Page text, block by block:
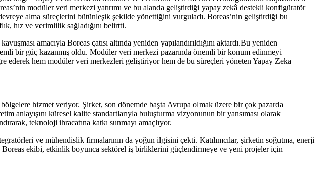
modüler veri merkezi yatırımı ve bu alanda geliştirdiği yapay zekâ destekli konfigüratör
alma süreçlerini bütünleşik şekilde yönettiğini vurguladı. Boreas’nin geliştirdiği bu
hız ve verimlilik sağladığını belirtti.
amacıyla Boreas çatısı altında yeniden yapılandırıldığını aktardı.Bu yeniden
bir güç kazanmış oldu. Modüler veri merkezi pazarında önemli bir konum edinmeyi
ederek hem modüler veri merkezleri geliştiriyor hem de bu süreçleri yöneten Yapay Zeka
hizmet veriyor. Şirket, son dönemde başta Avrupa olmak üzere bir çok pazarda
anlayışını küresel kalite standartlarıyla buluşturma vizyonunun bir yansıması olarak
teknoloji ihracatına katkı sunmayı amaçlıyor.
ve mühendislik firmalarının da yoğun ilgisini çekti. Katılımcılar, şirketin soğutma, enerji
ekibi, etkinlik boyunca sektörel iş birliklerini güçlendirmeye ve yeni projeler için